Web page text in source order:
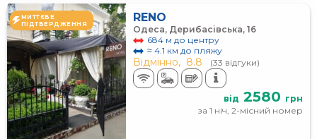
МИТТЄВЕ
ПІДТВЕРДЖЕННЯ
RENO
Одеса, Дерибасівська, 16
684 м до центру
≈ 4.1 км до пляжу
Відмінно, 8.8 (33 відгуки)
від 2580 грн
за 1 ніч, 2-місний номер